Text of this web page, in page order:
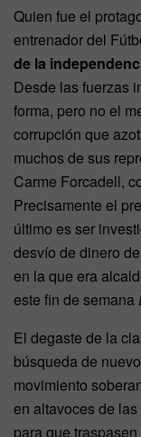
Quien fue el
entrenador del
de la
Desde las fuerzas
forma, pero no el
corrupción que
muchos de sus
Carme Forcadell,
Precisamente el
último es ser
desvío de dinero
en la que era
este fin de semana
El degaste de la
búsqueda de
movimiento
en altavoces de
para que